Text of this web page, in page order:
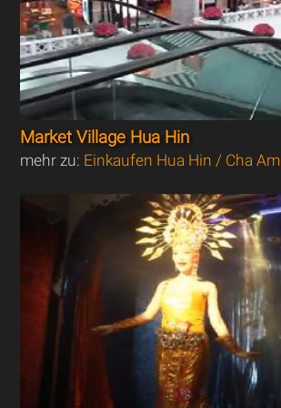
Market Village Hua Hin
mehr zu: Einkaufen Hua Hin / Cha Am